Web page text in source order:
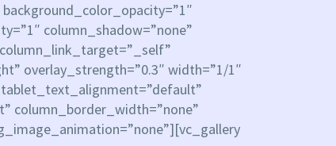
column_shadow=”none”
overlay_strength=”0.3″ width=”1/1″
column_border_width=”none”